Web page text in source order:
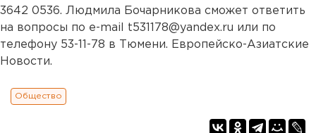
3642 0536. Людмила Бочарникова сможет ответить
на вопросы по e-mail t531178@yandex.ru или по
телефону 53-11-78 в Тюмени. Европейско-Азиатские
Новости.
Общество